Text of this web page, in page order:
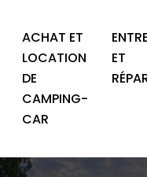
ACHAT ET
LOCATION
DE
CAMPING-
CAR
ET